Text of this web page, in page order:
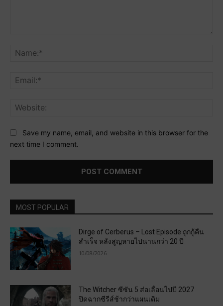
Save my name, email, and website in this browser for the
next time I comment.
MOST POPULAR
Dirge of Cerberus – Lost Episode ถูกกู้คืน
สำเร็จ หลังสูญหายไปนานกว่า 20 ปี
10/08/2026
The Witcher ซีซัน 5 ส่อเลื่อนไปปี 2027
ปิดฉากซีรีส์ช้ากว่าแผนเดิม